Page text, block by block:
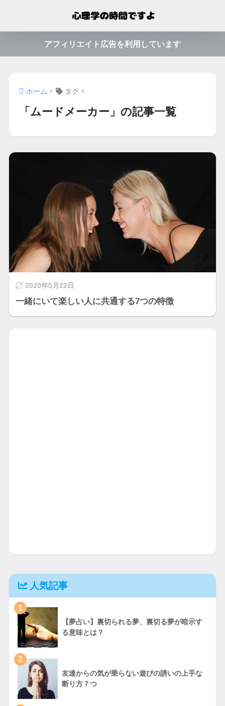
アフィリエイト広告を利用しています
ホーム タグ
「ムードメーカー」の記事一覧
2020年5月22日
一緒にいて楽しい人に共通する7つの特徴
人気記事
1
【夢占い】裏切られる夢、裏切る夢が暗示す
る意味とは？
2
友達からの気が乗らない遊びの誘いの上手な
断り方７つ